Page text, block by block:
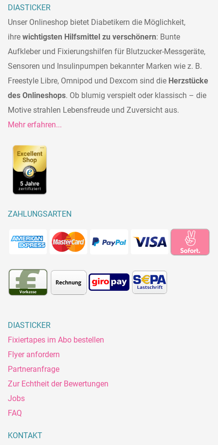
DIASTICKER
Unser Onlineshop bietet Diabetikern die Möglichkeit,
ihre wichtigsten Hilfsmittel zu verschönern: Bunte
Aufkleber und Fixierungshilfen für Blutzucker-Messgeräte,
Sensoren und Insulinpumpen bekannter Marken wie z. B.
Freestyle Libre, Omnipod und Dexcom sind die Herzstücke
des Onlineshops. Ob blumig verspielt oder klassisch – die
Motive strahlen Lebensfreude und Zuversicht aus.
Mehr erfahren...
ZAHLUNGSARTEN
DIASTICKER
Fixiertapes im Abo bestellen
Flyer anfordern
Partneranfrage
Zur Echtheit der Bewertungen
Jobs
FAQ
KONTAKT